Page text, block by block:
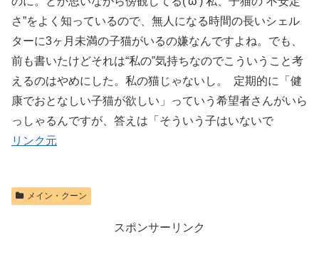
さ”をよく知っているので、無人になる時間の長いシェル
ターに3ヶ月未満の子猫がいるの嫌なんですよね。でも、
前も書いたけどそれは“私の”気持ちなのでこういうこと考
えるのはやめにした。私の猫じゃないし。 定期的に「健
康でおとなしい子猫が欲しい」っていう希望者さんがいら
っしゃるんですが、答えは「そういう子はいないで
リンク元
メイン・クーン
スポンサーリンク